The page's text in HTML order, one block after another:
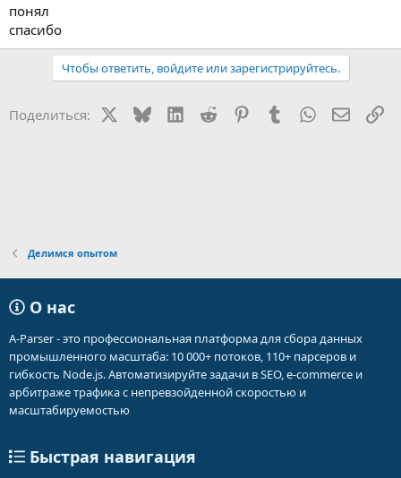
понял
спасибо
Чтобы ответить, войдите или зарегистрируйтесь.
Поделиться: BlueskyLinkedIn
Reddit PinterestTumblr WhatsApp
Делимся опытом
О нас
A-Parser - это профессиональная платформа для сбора данных
промышленного масштаба: 10 000+ потоков, 110+ парсеров и
гибкость Node.js. Автоматизируйте задачи в SEO, e-commerce и
арбитраже трафика с непревзойденной скоростью и
масштабируемостью
Быстрая навигация